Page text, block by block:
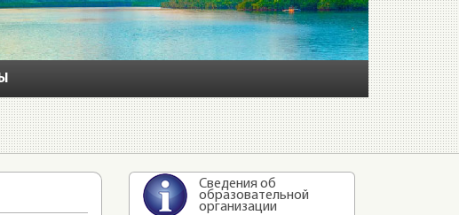
Сведения об
образовательной
организации